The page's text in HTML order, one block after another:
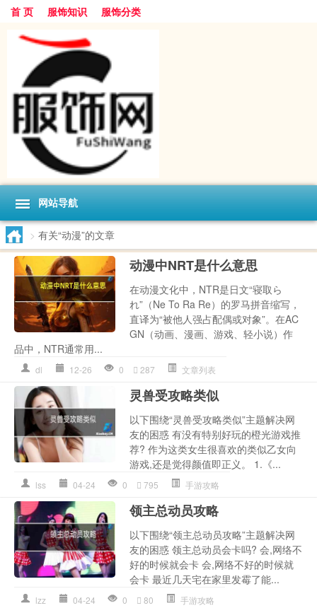
首 页 服饰知识 服饰分类
网站导航
> 有关“动漫”的文章
动漫中NRT是什么意思
在动漫文化中，NTR是日文“寝取ら
れ”（Ne To Ra Re）的罗马拼音缩写，
直译为“被他人强占配偶或对象”。在AC
GN（动画、漫画、游戏、轻小说）作
品中，NTR通常用...
dl 12-26 0 287 文章列表
灵兽受攻略类似
以下围绕“灵兽受攻略类似”主题解决网
友的困惑 有没有特别好玩的橙光游戏推
荐? 作为这类女生很喜欢的类似乙女向
游戏,还是觉得颜值即正义。 1.《...
lss 04-24 0 795 手游攻略
领主总动员攻略
以下围绕“领主总动员攻略”主题解决网
友的困惑 领主总动员会卡吗? 会,网络不
好的时候就会卡 会,网络不好的时候就
会卡 最近几天宅在家里发霉了能...
lzz 04-24 0 80 手游攻略